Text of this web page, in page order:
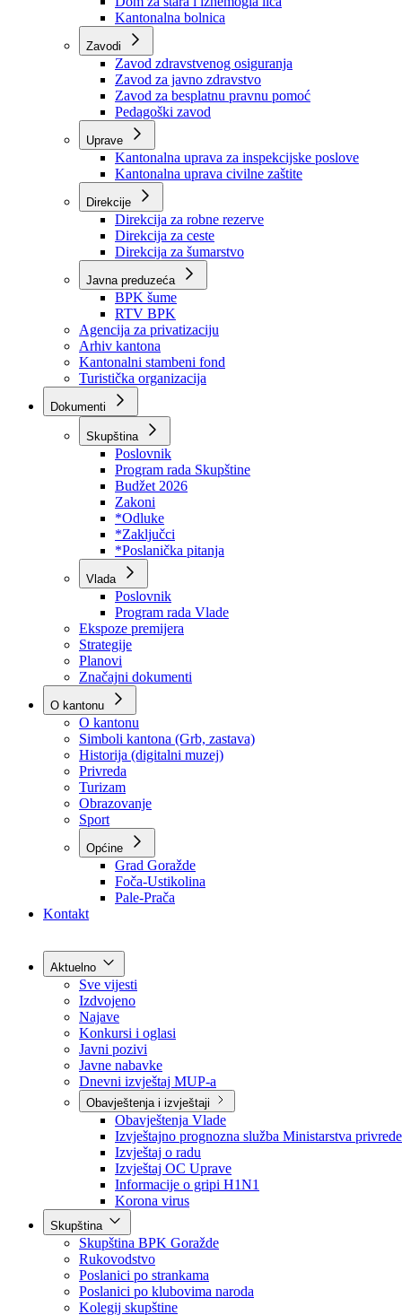
Ustanove
Centar za socijalni rad
Dom za stara i iznemogla lica
Kantonalna bolnica
Zavodi
Zavod zdravstvenog osiguranja
Zavod za javno zdravstvo
Zavod za besplatnu pravnu pomoć
Pedagoški zavod
Kantonalna uprava za inspekcijske poslove
Kantonalna uprava civilne zaštite
Direkcije
Direkcija za robne rezerve
Direkcija za ceste
Direkcija za šumarstvo
Javna preduzeća
BPK šume
RTV BPK
Agencija za privatizaciju
Arhiv kantona
Kantonalni stambeni fond
Turistička organizacija
Dokumenti
Skupština
Poslovnik
Program rada Skupštine
Budžet 2026
Zakoni
*Odluke
*Zaključci
*Poslanička pitanja
Vlada
Poslovnik
Program rada Vlade
Ekspoze premijera
Strategije
Planovi
Značajni dokumenti
O kantonu
O kantonu
Simboli kantona (Grb, zastava)
Historija (digitalni muzej)
Privreda
Turizam
Obrazovanje
Sport
Općine
Kontakt
Aktuelno
Sve vijesti
Izdvojeno
Najave
Konkursi i oglasi
Javni pozivi
Javne nabavke
Dnevni izvještaj MUP-a
Obavještenja i izvještaji
Obavještenja Vlade
Izvještajno prognozna služba Ministarstva privrede
Izvještaj o radu
Izvještaj OC Uprave
Informacije o gripi H1N1
Korona virus
Skupština
Skupština BPK Goražde
Rukovodstvo